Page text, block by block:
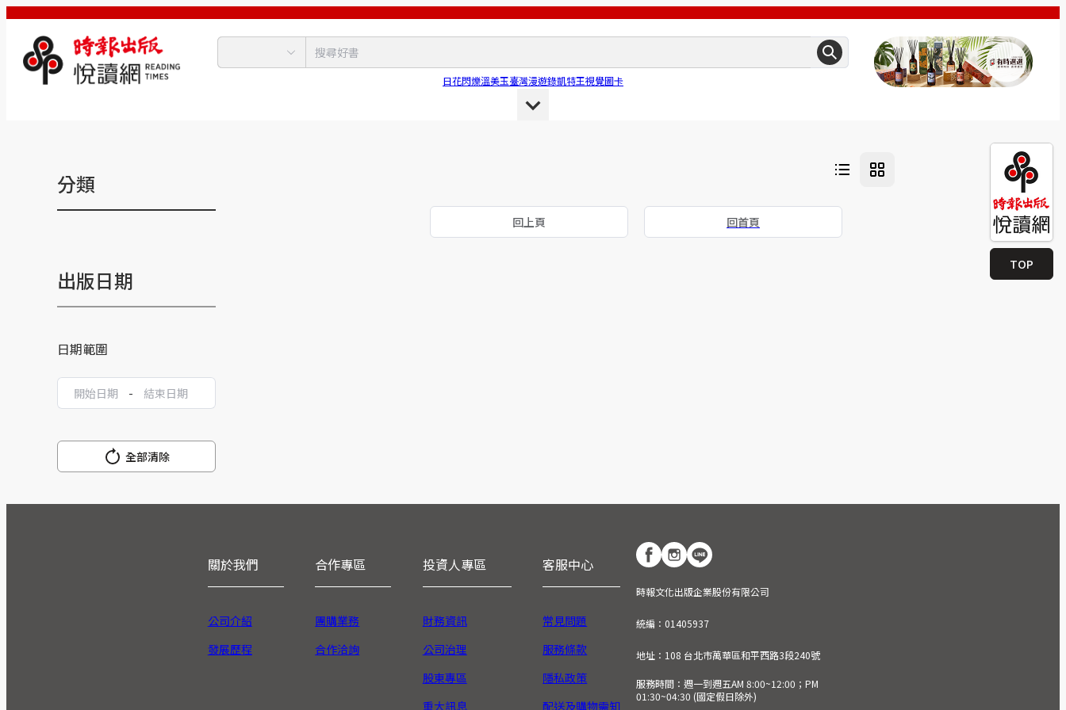
日花閃爍溫美玉臺灣漫遊錄凱特王視覺圖卡
TOP
分類
出版日期
日期範圍
-
全部清除
回上頁 回首頁
關於我們
公司介紹
發展歷程
合作專區
團購業務
合作洽詢
投資人專區
財務資訊
公司治理
股東專區
重大訊息
客服中心
常見問題
服務條款
隱私政策
配送及購物需知
時報文化出版企業股份有限公司
統編：01405937
地址：108 台北市萬華區和平西路3段240號
服務時間：週一到週五AM 8:00~12:00；PM
01:30~04:30 (國定假日除外)